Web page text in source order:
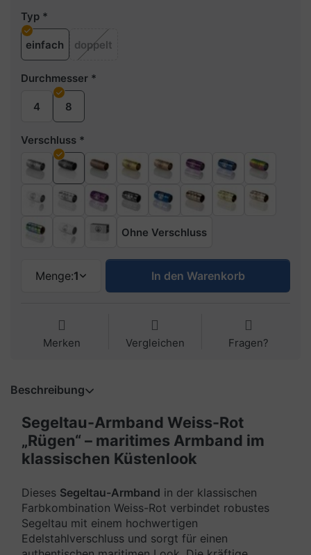
Typ
einfach doppelt
Durchmesser
4 8
Verschluss
Ohne Verschluss
Menge:1 In den Warenkorb
Merken Vergleichen Fragen?
Beschreibung
Segeltau-Armband Weiss-Rot
„Rügen“ – maritimes Armband im
klassischen Küstenlook
Dieses Segeltau-Armband in der klassischen
Farbkombination Weiss-Rot verbindet robustes
Segeltau mit einem hochwertigen
Edelstahlverschluss und sorgt für einen